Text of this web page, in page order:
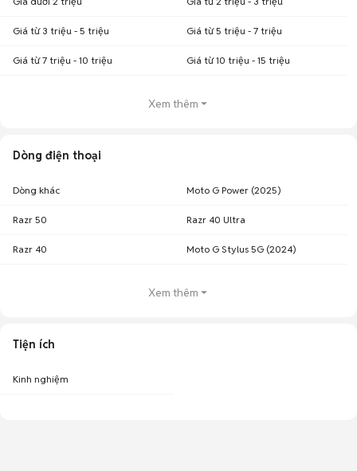
Giá từ 3 triệu - 5 triệu Giá từ 5 triệu - 7 triệu
Giá từ 7 triệu - 10 triệu Giá từ 10 triệu - 15 triệu
Xem thêm
Dòng điện thoại
Dòng khác Moto G Power (2025)
Razr 50 Razr 40 Ultra
Razr 40 Moto G Stylus 5G (2024)
Xem thêm
Tiện ích
Kinh nghiệm